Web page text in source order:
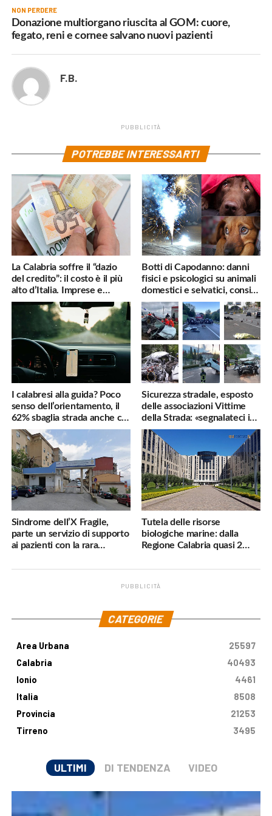
NON PERDERE
Donazione multiorgano riuscita al GOM: cuore,
fegato, reni e cornee salvano nuovi pazienti
F.B.
PUBBLICITÀ
POTREBBE INTERESSARTI
La Calabria soffre il “dazio
del credito”: il costo è il più
alto d’Italia. Imprese e
famiglie penalizzate
Botti di Capodanno: danni
fisici e psicologici su animali
domestici e selvatici, consigli
utili
I calabresi alla guida? Poco
senso dell’orientamento, il
62% sbaglia strada anche col
navigatore
Sicurezza stradale, esposto
delle associazioni Vittime
della Strada: «segnalateci i
pericoli, interverremo
subito»
Sindrome dell’X Fragile,
parte un servizio di supporto
ai pazienti con la rara
Tutela delle risorse
biologiche marine: dalla
Regione Calabria quasi 2
PUBBLICITÀ
CATEGORIE
Area Urbana
25597
Calabria
40493
Ionio
4461
Italia
8508
Provincia
21253
Tirreno
3495
ULTIMI DI TENDENZA VIDEO